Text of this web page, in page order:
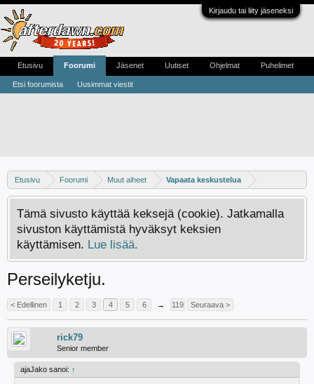
Kirjaudu tai liity jäseneksi
Etusivu Foorumi Muut aiheet Vapaata keskustelua
Tämä sivusto käyttää keksejä (cookie). Jatkamalla
sivuston käyttämistä hyväksyt keksien
käyttämisen. Lue lisää.
Perseilyketju.
< Edellinen 1 2 3 4 5 6 → 119 Seuraava >
rick79
Senior member
ajaJako sanoi: ↑
Etusivu Foorumi
Etsi foorumista Uusimmat viestit
Jäsenet Uutiset Ohjelmat Puhelimet